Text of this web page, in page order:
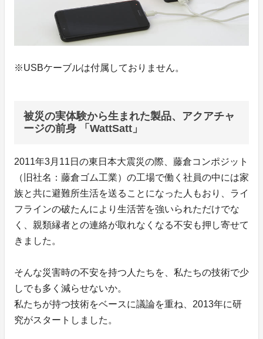
※USBケーブルは付属しておりません。
被災の実体験から生まれた製品、アクアチャ
ージの前身 「WattSatt」
2011年3月11日の東日本大震災の際、藤倉コンポジット
（旧社名：藤倉ゴム工業）の工場で働く社員の中には家
族と共に避難所生活を送ることになった人もおり、ライ
フラインの破たんにより生活苦を強いられただけでな
く、親類縁者との連絡が取れなくなる不安も押し寄せて
きました。
そんな災害時の不安を持つ人たちを、私たちの技術で少
しでも多く減らせないか。
私たちが持つ技術をベースに議論を重ね、2013年に研
究がスタートしました。